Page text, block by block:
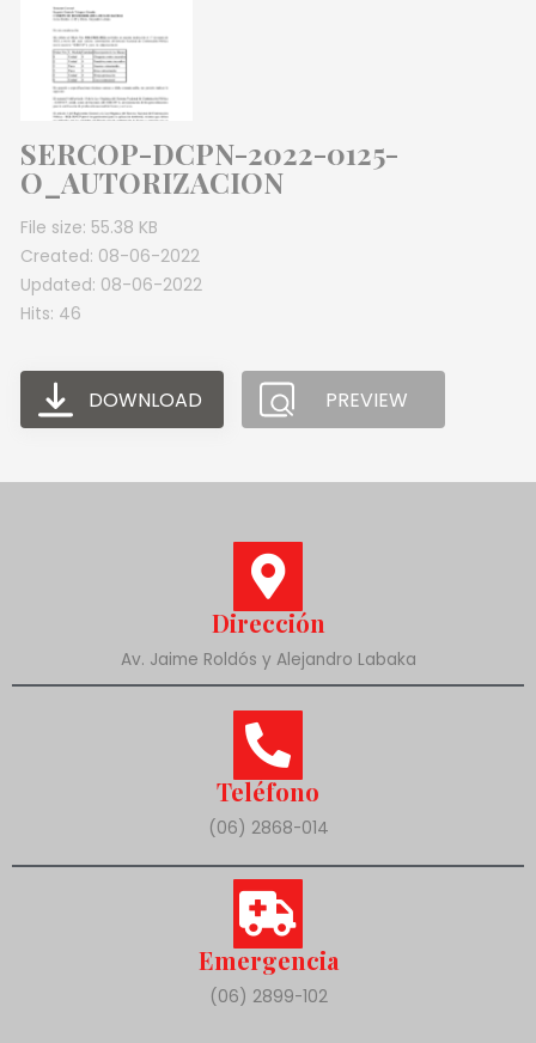
SERCOP-DCPN-2022-0125-
O_AUTORIZACION
File size: 55.38 KB
Created: 08-06-2022
Updated: 08-06-2022
Hits: 46
DOWNLOAD PREVIEW
Dirección
Av. Jaime Roldós y Alejandro Labaka
Teléfono
(06) 2868-014
Emergencia
(06) 2899-102